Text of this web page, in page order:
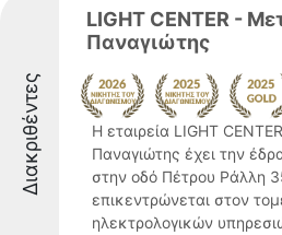
Διακριθέντες
LIGHT CENTER -
Παναγιώτης
Η εταιρεία LIGHT
Παναγιώτης έχει την
στην οδό Πέτρου Ράλλη
επικεντρώνεται στον
ηλεκτρολογικών